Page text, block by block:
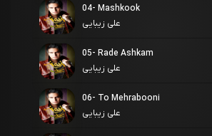
04- Mashkook
علی زیبایی
05- Rade Ashkam
علی زیبایی
06- To Mehrabooni
علی زیبایی